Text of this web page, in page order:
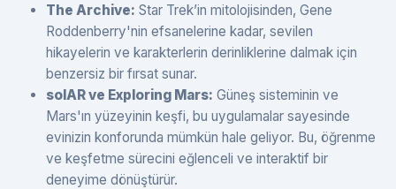
The Archive: Star Trek’in mitolojisinden, Gene
Roddenberry'nin efsanelerine kadar, sevilen
hikayelerin ve karakterlerin derinliklerine dalmak için
benzersiz bir fırsat sunar.
solAR ve Exploring Mars: Güneş sisteminin ve
Mars'ın yüzeyinin keşfi, bu uygulamalar sayesinde
evinizin konforunda mümkün hale geliyor. Bu, öğrenme
ve keşfetme sürecini eğlenceli ve interaktif bir
deneyime dönüştürür.